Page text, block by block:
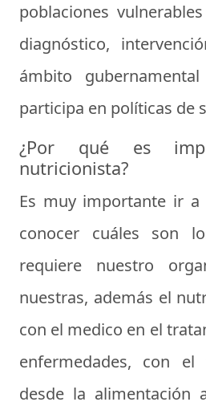
poblaciones
diagnóstico,
ámbito
participa en políticas de
¿Por qué es
nutricionista?
Es muy importante ir a
conocer cuáles son
requiere nuestro
nuestras, además el
con el medico en el
enfermedades, con
desde la alimentación